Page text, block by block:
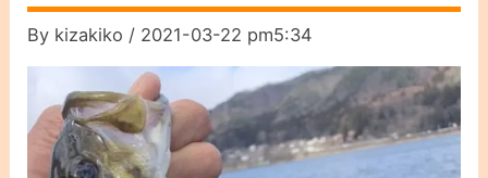
By kizakiko / 2021-03-22 pm5:34